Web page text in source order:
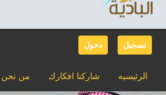
دخول تسجيل
من نحن شاركنا افكارك الرئيسيه